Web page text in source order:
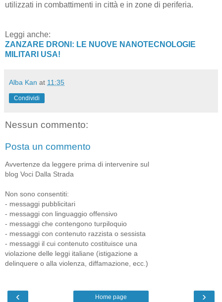
utilizzati in combattimenti in città e in zone di periferia.
Leggi anche:
ZANZARE DRONI: LE NUOVE NANOTECNOLOGIE
MILITARI USA!
Alba Kan at 11:35
Condividi
Nessun commento:
Posta un commento
Avvertenze da leggere prima di intervenire sul
blog Voci Dalla Strada
Non sono consentiti:
- messaggi pubblicitari
- messaggi con linguaggio offensivo
- messaggi che contengono turpiloquio
- messaggi con contenuto razzista o sessista
- messaggi il cui contenuto costituisce una
violazione delle leggi italiane (istigazione a
delinquere o alla violenza, diffamazione, ecc.)
‹ ›
Home page